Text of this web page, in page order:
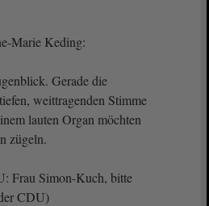
Marie Keding:
Gerade die
weittragenden Stimme
lauten Organ möchten
zügeln.
Frau Simon-Kuch, bitte
CDU)